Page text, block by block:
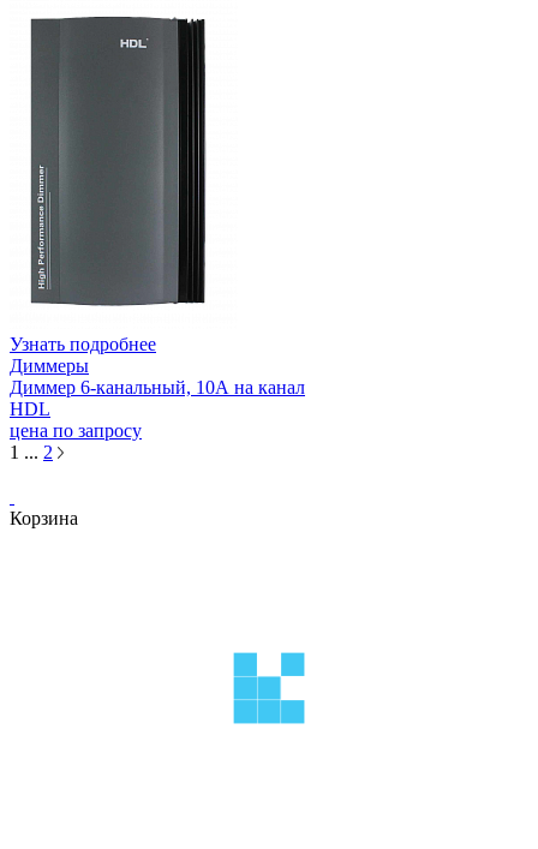
Узнать подробнее
Диммеры
Диммер 6-канальный, 10А на канал
HDL
цена по запросу
1 ... 2
Корзина